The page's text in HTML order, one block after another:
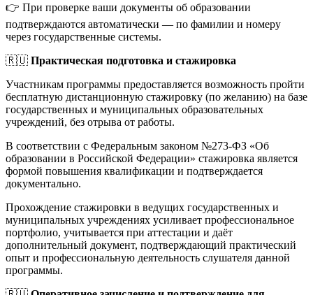
👉 При проверке ваши документы об образовании
подтверждаются автоматически — по фамилии и номеру
через государственные системы.
🇷🇺 Практическая подготовка и стажировка
Участникам программы предоставляется возможность пройти
бесплатную дистанционную стажировку (по желанию) на базе
государственных и муниципальных образовательных
учреждений, без отрыва от работы.
В соответствии с Федеральным законом №273-ФЗ «Об
образовании в Российской Федерации» стажировка является
формой повышения квалификации и подтверждается
документально.
Прохождение стажировки в ведущих государственных и
муниципальных учреждениях усиливает профессиональное
портфолио, учитывается при аттестации и даёт
дополнительный документ, подтверждающий практический
опыт и профессиональную деятельность слушателя данной
программы.